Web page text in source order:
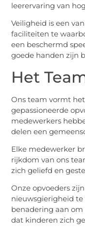
leerervaring van
Veiligheid is een
faciliteiten te
een beschermd
goede handen zijn
Het
Ons team vormt
gepassioneerde
medewerkers
delen een
Elke medewerker
rijkdom van ons
zich geliefd en
Onze opvoeders
nieuwsgierigheid
benadering aan
dat kinderen zich